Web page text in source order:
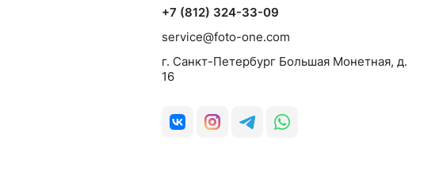
+7 (812) 324-33-09
service@foto-one.com
г. Санкт-Петербург Большая Монетная, д.
16